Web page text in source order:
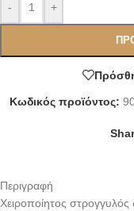
- +
Κωδικός προϊόντος:
Περιγραφή
Χειροποίητος